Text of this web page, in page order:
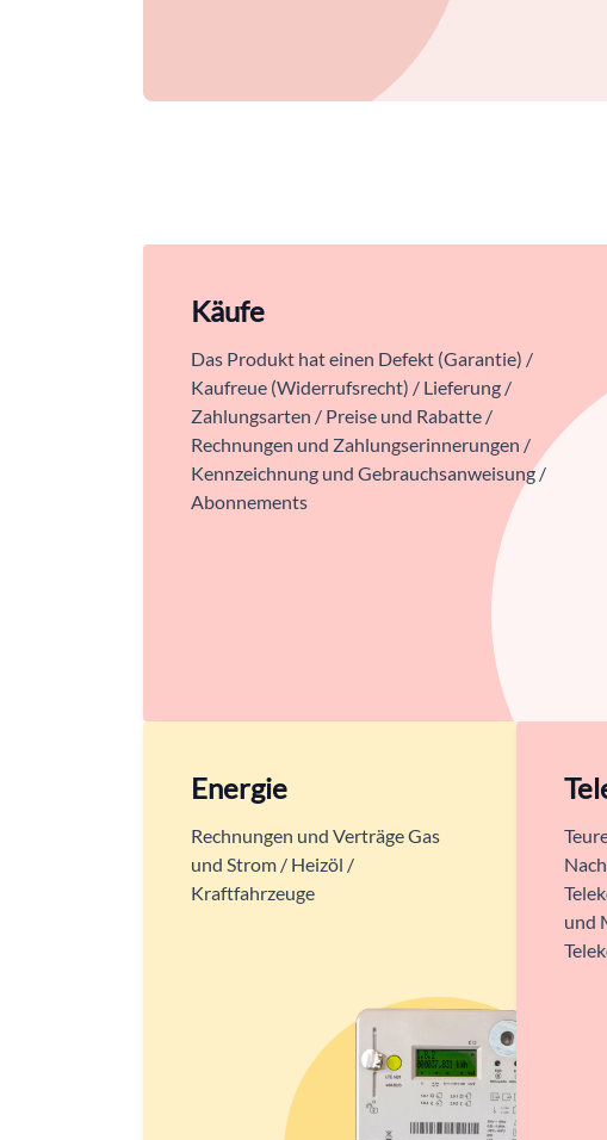
Käufe
Das Produkt hat einen Defekt (Garantie) /
Kaufreue (Widerrufsrecht) / Lieferung /
Zahlungsarten / Preise und Rabatte /
Rechnungen und Zahlungserinnerungen /
Kennzeichnung und Gebrauchsanweisung /
Abonnements
Energie
Rechnungen und Verträge Gas
und Strom / Heizöl /
Kraftfahrzeuge
und